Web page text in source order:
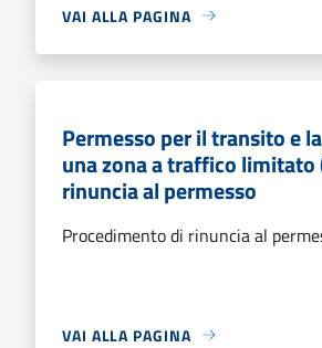
VAI ALLA PAGINA
Permesso per il transito e
una zona a traffico limitato
rinuncia al permesso
Procedimento di rinuncia al
VAI ALLA PAGINA